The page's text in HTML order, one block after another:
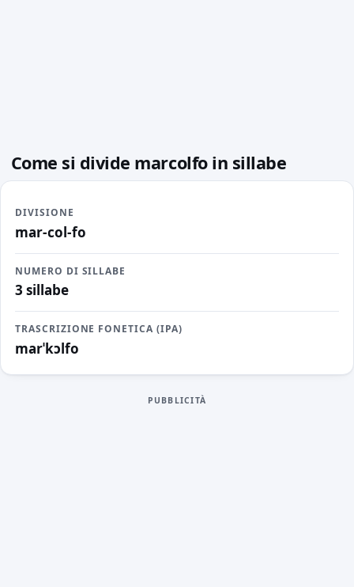
Come si divide marcolfo in sillabe
DIVISIONE
mar-col-fo
NUMERO DI SILLABE
3 sillabe
TRASCRIZIONE FONETICA (IPA)
marˈkɔlfo
PUBBLICITÀ